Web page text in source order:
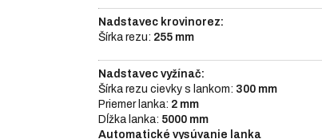
Nadstavec krovinorez:
Šírka rezu: 255 mm
Nadstavec vyžínač:
Šírka rezu cievky s lankom: 300 mm
Priemer lanka: 2 mm
Dĺžka lanka: 5000 mm
Automatické vysúvanie lanka